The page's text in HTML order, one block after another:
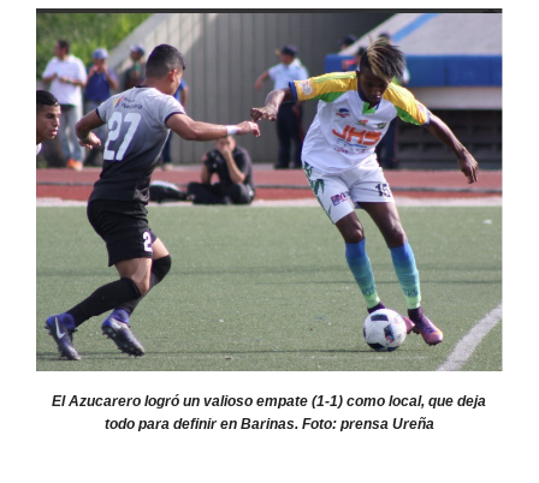
El Azucarero logró un valioso empate (1-1) como local, que deja
todo para definir en Barinas. Foto: prensa Ureña